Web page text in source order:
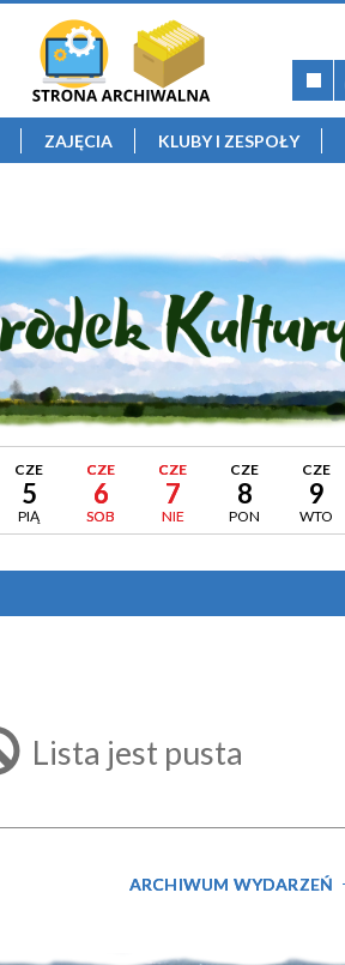
ZAJĘCIA KLUBY I ZESPOŁY
CZE
5
PIĄ
CZE
6
SOB
CZE
7
NIE
CZE
8
PON
CZE
9
WTO
Lista jest pusta
ARCHIWUM WYDARZEŃ